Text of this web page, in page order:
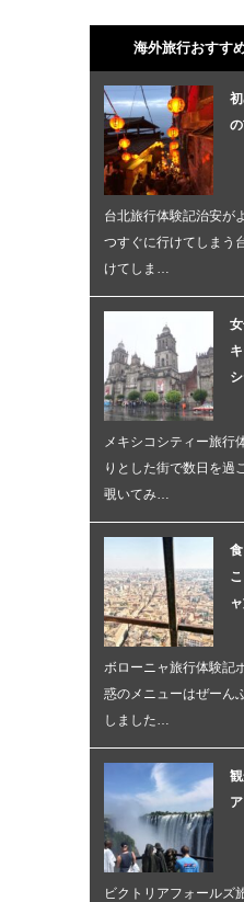
海外旅行おすす
台北旅行体験記治安が
つすぐに行けてしまう
けてしま…
メキシコシティー旅行
りとした街で数日を過
覗いてみ…
ボローニャ旅行体験記
惑のメニューはぜーん
しました…
ビクトリアフォールズ